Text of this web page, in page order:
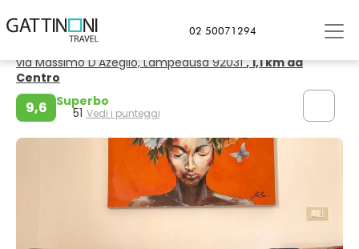
02 50071294
Lampedusa, Sicilia
B&B SoleLuna
via Massimo D'Azeglio, Lampedusa 92031, 1,1 km da
Centro
9,6 Superbo
51 Vedi i punteggi